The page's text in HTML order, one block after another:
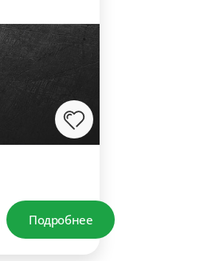
Подробнее